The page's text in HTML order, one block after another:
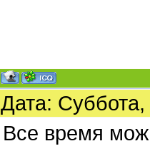
Дата:
Все время